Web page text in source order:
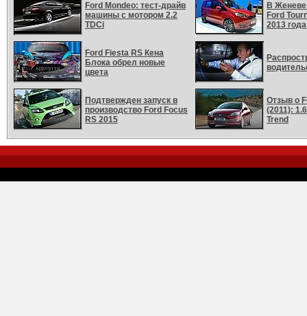
Ford Mondeo: тест-драйв
машины с мотором 2.2
TDCi
Ford Fiesta RS Кена
Блока обрел новые
цвета
Подтвержден запуск в
производство Ford Focus
RS 2015
В
Ford
2013 года
Отзыв о
(2011):
Trend